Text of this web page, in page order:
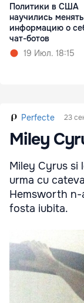
Политики в США
научились менять
информацию о
чат-ботов
19 Июл. 18:15
Perfecte 23
Miley
Miley Cyrus si
urma cu
Hemsworth n-
fosta iubita.